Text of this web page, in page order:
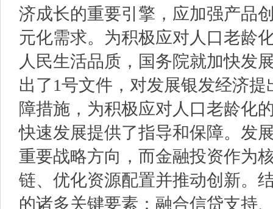
济成长的重要引擎，应加强产品
元化需求。为积极应对人口老龄
人民生活品质，国务院就加快发
出了1号文件，对发展银发经济
障措施，为积极应对人口老龄化
快速发展提供了指导和保障。发
重要战略方向，而金融投资作为
链、优化资源配置并推动创新。
的诸多关键要素：融合信贷支持